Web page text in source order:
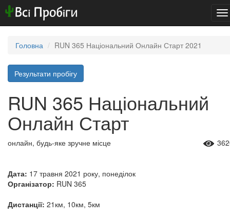
Головна RUN 365 Національний Онлайн Старт 2021
Результати пробігу
RUN 365 Національний
Онлайн Старт
онлайн, будь-яке зручне місце
Дата: 17 травня 2021 року, понеділок
Організатор: RUN 365
Дистанції: 21км, 10км, 5км